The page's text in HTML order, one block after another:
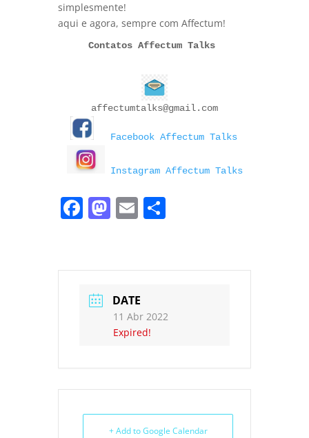
simplesmente!
aqui e agora, sempre com Affectum!
Contatos Affectum Talks
affectumtalks@gmail.com
Facebook Affectum Talks
Instagram Affectum Talks
Facebook
Mastodon
Email
DATE
11 Abr 2022
Expired!
+ Add to Google Calendar